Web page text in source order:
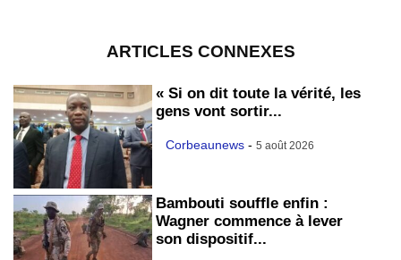
ARTICLES CONNEXES
« Si on dit toute la vérité, les
gens vont sortir...
Corbeaunews - 5 août 2026
Bambouti souffle enfin :
Wagner commence à lever
son dispositif...